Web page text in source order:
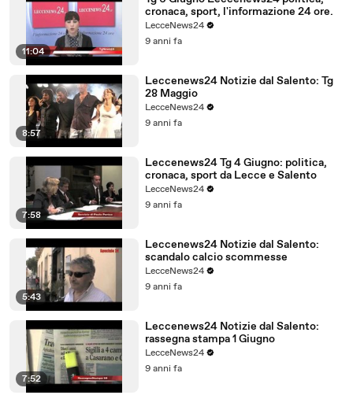
11:04
cronaca, sport, l'informazione 24 ore.
LecceNews24
9 anni fa
8:57
Leccenews24 Notizie dal Salento: Tg
28 Maggio
LecceNews24
9 anni fa
7:58
Leccenews24 Tg 4 Giugno: politica,
cronaca, sport da Lecce e Salento
LecceNews24
9 anni fa
5:43
Leccenews24 Notizie dal Salento:
scandalo calcio scommesse
LecceNews24
9 anni fa
7:52
Leccenews24 Notizie dal Salento:
rassegna stampa 1 Giugno
LecceNews24
9 anni fa